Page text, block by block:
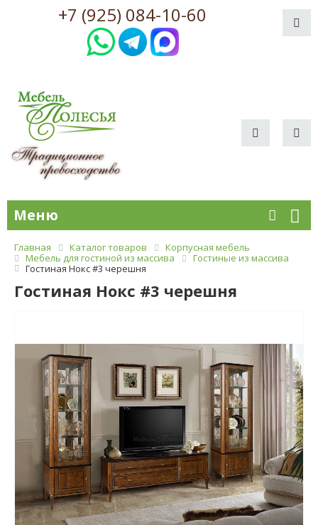
+7 (925) 084-10-60
Меню
Главная Каталог товаров
Корпусная мебель
Мебель для гостиной из массива
Гостиные из массива
Гостиная Нокс #3 черешня
Гостиная Нокс #3 черешня